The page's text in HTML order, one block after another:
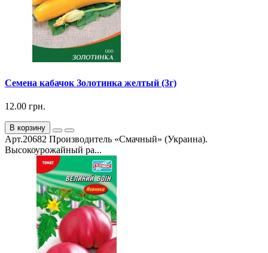
Семена кабачок Золотинка желтый (3г)
12.00 грн.
В корзину
Арт.20682 Производитель «Смачный» (Украина).
Высокоурожайный ра...